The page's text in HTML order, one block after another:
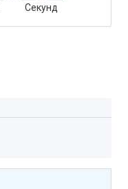
Секунд